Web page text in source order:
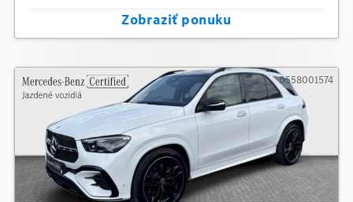
Zobraziť ponuku
0558001574